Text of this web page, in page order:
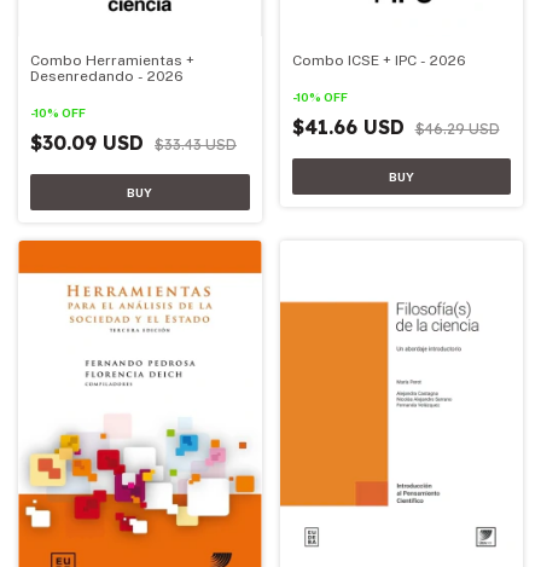
Combo Herramientas +
Desenredando - 2026
-10% OFF
$30.09 USD $33.43 USD
Combo ICSE + IPC - 2026
-10% OFF
$41.66 USD $46.29 USD